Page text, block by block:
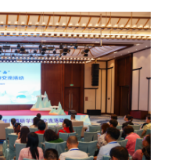
娱乐 时尚
书画 一带一路
文化产业